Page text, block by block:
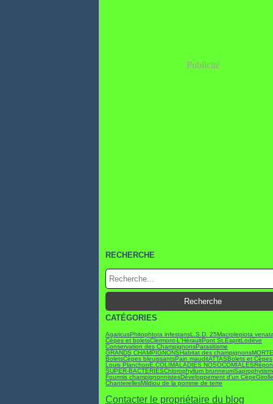
Publicité
RECHERCHE
CATÉGORIES
AgaricusPhitophtora infestansL.S.D. 25Macrolepiota venata
Cèpes et boletsClermont-L'HéraultPont St.EspritLodève
Conservation des ChampignonsParasitisme
GRANDS CHAMPIGNONSHabitat des champignons
BoletsCèpes bleuissantsPain mauditATTASBolets et Cèpes
Louis PlanchonE.COLIMALADIES NOSOCOMIALES
SUPER-BACTÉRIESChlorophyllum brunneum
Fourmis champignonnistesDéveloppement d'un Cèpe
ChanterellesMildiou de la pomme de terre
Contacter le propriétaire du blog